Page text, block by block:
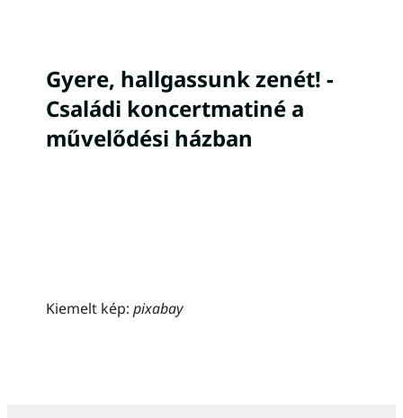
Gyere, hallgassunk zenét! -
Családi koncertmatiné a
művelődési házban
Kiemelt kép:pixabay